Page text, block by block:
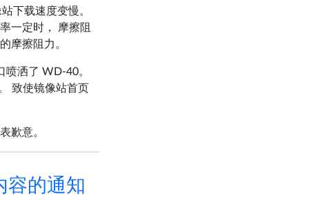
下载速度变慢。
一定时， 摩擦阻
摩擦阻力。
洒了 WD-40。
致使镜像站首页
歉意。
容的通知